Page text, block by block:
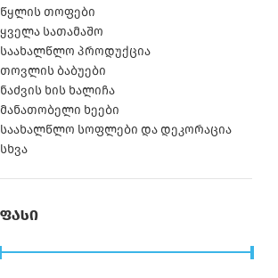
წყლის თოფები
ყველა სათამაშო
საახალწლო პროდუქცია
თოვლის ბაბუები
ნაძვის ხის ხალიჩა
მანათობელი ხეები
საახალწლო სოფლები და დეკორაცია
სხვა
ᲤᲐᲡᲘ